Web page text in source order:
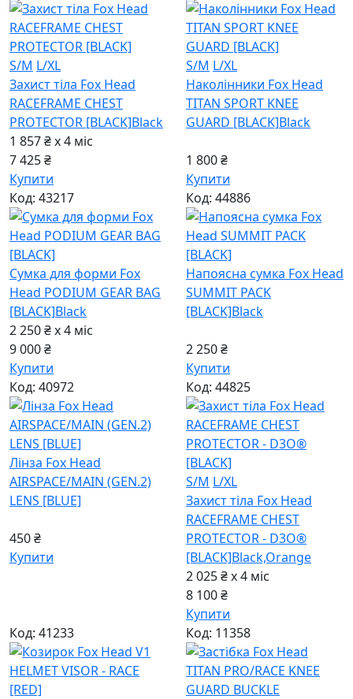
S/M L/XL
Захист тіла Fox Head
RACEFRAME CHEST
PROTECTOR [BLACK]Black
1 857 ₴ x 4 міс
7 425 ₴
Купити
S/M L/XL
Наколінники Fox Head
TITAN SPORT KNEE
GUARD [BLACK]Black
1 800 ₴
Купити
Код: 43217
Сумка для форми Fox
Head PODIUM GEAR BAG
[BLACK]Black
2 250 ₴ x 4 міс
9 000 ₴
Купити
Код: 44886
Напоясна сумка Fox Head
SUMMIT PACK
[BLACK]Black
2 250 ₴
Купити
Код: 40972
Лінза Fox Head
AIRSPACE/MAIN (GEN.2)
LENS [BLUE]
450 ₴
Купити
Код: 44825
S/M L/XL
Захист тіла Fox Head
RACEFRAME CHEST
PROTECTOR - D3O®
[BLACK]Black,Orange
2 025 ₴ x 4 міс
8 100 ₴
Купити
Код: 41233
Код: 11358